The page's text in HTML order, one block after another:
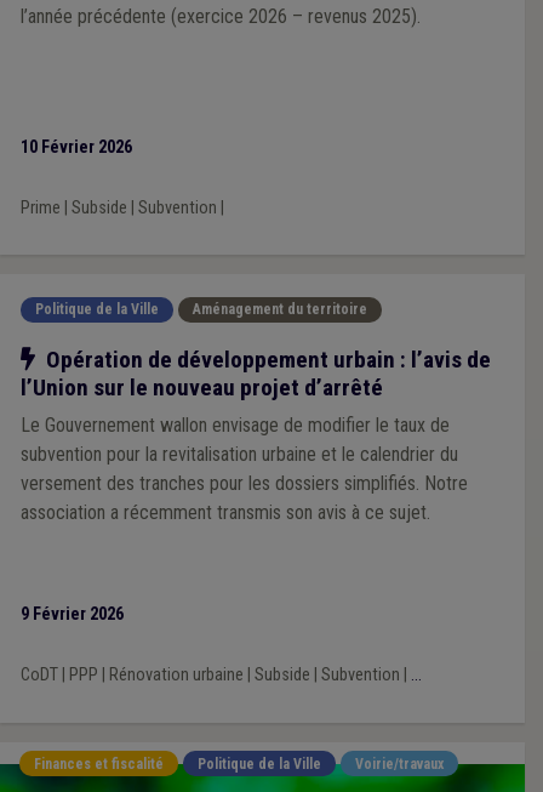
l’année précédente (exercice 2026 – revenus 2025).
10 Février 2026
Prime Subside Subvention
Politique de la Ville Aménagement du territoire
Notre action
Opération de développement urbain : l’avis de
l’Union sur le nouveau projet d’arrêté
Le Gouvernement wallon envisage de modifier le taux de
subvention pour la revitalisation urbaine et le calendrier du
versement des tranches pour les dossiers simplifiés. Notre
association a récemment transmis son avis à ce sujet.
9 Février 2026
CoDT| PPP Rénovation urbaine Subside Subvention ...
Finances et fiscalité Politique de la Ville Voirie/travaux